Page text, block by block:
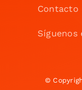
Contacto
Síguenos
©